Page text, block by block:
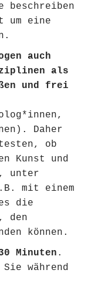
beschreiben
um eine
auch
als
und frei
Daher
ob
Kunst und
unter
mit einem
die
den
können.
Minuten .
während